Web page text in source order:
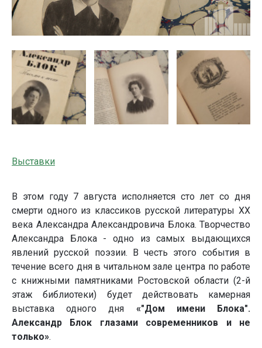
Выставки
В этом году 7 августа исполняется сто лет со дня
смерти одного из классиков русской литературы ХХ
века Александра Александровича Блока. Творчество
Александра Блока - одно из самых выдающихся
явлений русской поэзии. В честь этого события в
течение всего дня в читальном зале центра по работе
с книжными памятниками Ростовской области (2-й
этаж библиотеки) будет действовать камерная
выставка одного дня «"Дом имени Блока".
Александр Блок глазами современников и не
только».